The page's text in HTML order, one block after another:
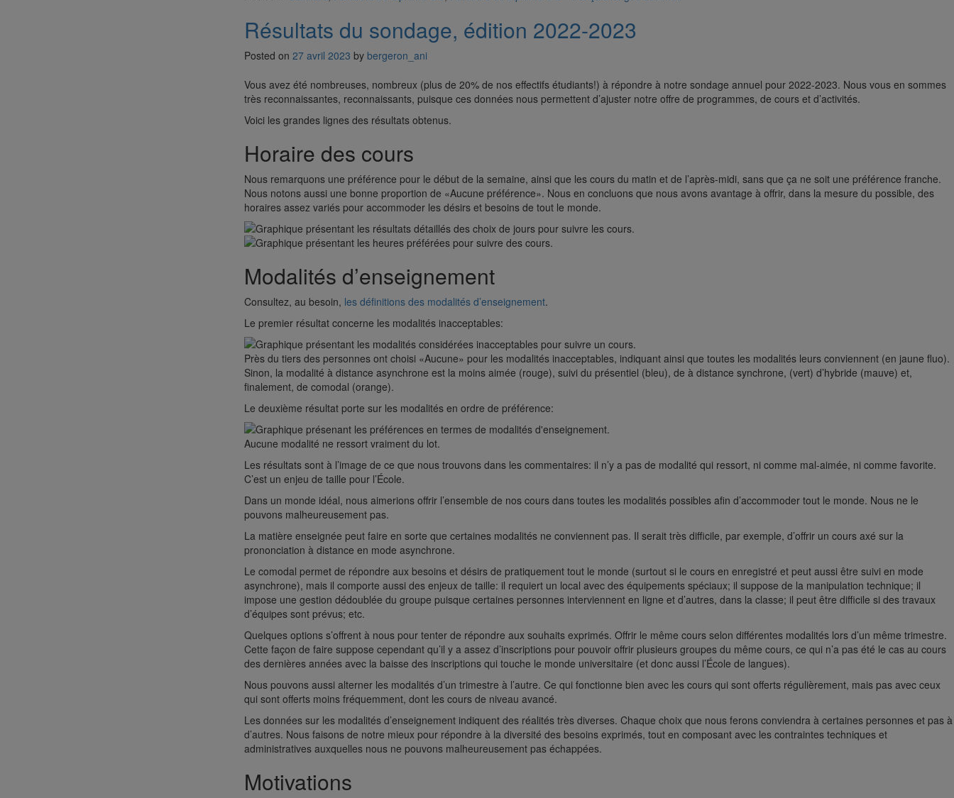
Résultats du sondage, édition 2022-2023
Posted on 27 avril 2023 by bergeron_ani
Vous avez été nombreuses, nombreux (plus de 20% de nos effectifs étudiants!) à répondre à notre sondage annuel pour 2022-2023. Nous vous en sommes
très reconnaissantes, reconnaissants, puisque ces données nous permettent d’ajuster notre offre de programmes, de cours et d’activités.
Voici les grandes lignes des résultats obtenus.
Horaire des cours
Nous remarquons une préférence pour le début de la semaine, ainsi que les cours du matin et de l’après-midi, sans que ça ne soit une préférence franche.
Nous notons aussi une bonne proportion de «Aucune préférence». Nous en concluons que nous avons avantage à offrir, dans la mesure du possible, des
horaires assez variés pour accommoder les désirs et besoins de tout le monde.
Modalités d’enseignement
Consultez, au besoin, les définitions des modalités d’enseignement.
Le premier résultat concerne les modalités inacceptables:
Près du tiers des personnes ont choisi «Aucune» pour les modalités inacceptables, indiquant ainsi que toutes les modalités leurs conviennent (en jaune fluo).
Sinon, la modalité à distance asynchrone est la moins aimée (rouge), suivi du présentiel (bleu), de à distance synchrone, (vert) d’hybride (mauve) et,
finalement, de comodal (orange).
Le deuxième résultat porte sur les modalités en ordre de préférence:
Aucune modalité ne ressort vraiment du lot.
Les résultats sont à l’image de ce que nous trouvons dans les commentaires: il n’y a pas de modalité qui ressort, ni comme mal-aimée, ni comme favorite.
C’est un enjeu de taille pour l’École.
Dans un monde idéal, nous aimerions offrir l’ensemble de nos cours dans toutes les modalités possibles afin d’accommoder tout le monde. Nous ne le
pouvons malheureusement pas.
La matière enseignée peut faire en sorte que certaines modalités ne conviennent pas. Il serait très difficile, par exemple, d’offrir un cours axé sur la
prononciation à distance en mode asynchrone.
Le comodal permet de répondre aux besoins et désirs de pratiquement tout le monde (surtout si le cours en enregistré et peut aussi être suivi en mode
asynchrone), mais il comporte aussi des enjeux de taille: il requiert un local avec des équipements spéciaux; il suppose de la manipulation technique; il
impose une gestion dédoublée du groupe puisque certaines personnes interviennent en ligne et d’autres, dans la classe; il peut être difficile si des travaux
d’équipes sont prévus; etc.
Quelques options s’offrent à nous pour tenter de répondre aux souhaits exprimés. Offrir le même cours selon différentes modalités lors d’un même trimestre.
Cette façon de faire suppose cependant qu’il y a assez d’inscriptions pour pouvoir offrir plusieurs groupes du même cours, ce qui n’a pas été le cas au cours
des dernières années avec la baisse des inscriptions qui touche le monde universitaire (et donc aussi l’École de langues).
Nous pouvons aussi alterner les modalités d’un trimestre à l’autre. Ce qui fonctionne bien avec les cours qui sont offerts régulièrement, mais pas avec ceux
qui sont offerts moins fréquemment, dont les cours de niveau avancé.
Les données sur les modalités d’enseignement indiquent des réalités très diverses. Chaque choix que nous ferons conviendra à certaines personnes et pas à
d’autres. Nous faisons de notre mieux pour répondre à la diversité des besoins exprimés, tout en composant avec les contraintes techniques et
administratives auxquelles nous ne pouvons malheureusement pas échappées.
Motivations